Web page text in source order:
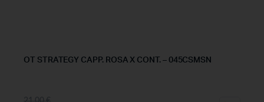
OT STRATEGY CAPP. ROSA X CONT. – 045CSMSN